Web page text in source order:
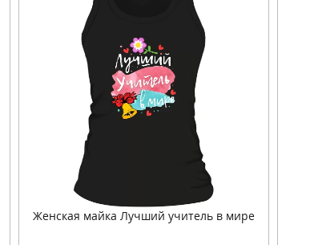
Женская майка Лучший учитель в мире